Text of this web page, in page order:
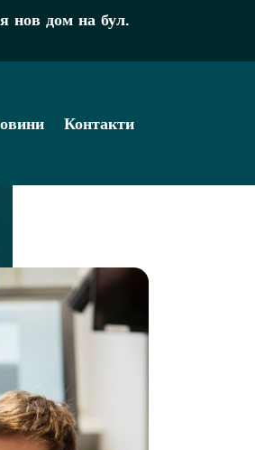
нов дом на бул.
Контакти